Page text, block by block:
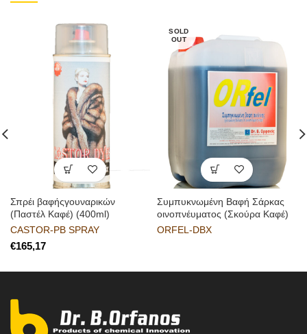
Σπρέι βαφήςγουναρικών
(Παστέλ Καφέ) (400ml)
CASTOR-PB SPRAY
€
SOLD
OUT
Συμπυκνωμένη Βαφή Σάρκας
οινοπνέυματος (Σκούρα Καφέ)
ORFEL-DBX